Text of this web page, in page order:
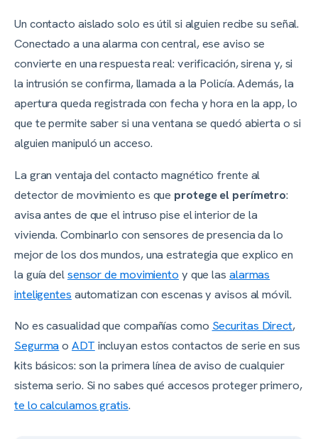
Un contacto aislado solo es útil si alguien recibe su señal.
Conectado a una alarma con central, ese aviso se
convierte en una respuesta real: verificación, sirena y, si
la intrusión se confirma, llamada a la Policía. Además, la
apertura queda registrada con fecha y hora en la app, lo
que te permite saber si una ventana se quedó abierta o si
alguien manipuló un acceso.
La gran ventaja del contacto magnético frente al
detector de movimiento es que protege el perímetro:
avisa antes de que el intruso pise el interior de la
vivienda. Combinarlo con sensores de presencia da lo
mejor de los dos mundos, una estrategia que explico en
la guía delsensor de movimiento y que las alarmas
inteligentes automatizan con escenas y avisos al móvil.
No es casualidad que compañías como Securitas Direct,
SegurmaoADT incluyan estos contactos de serie en sus
kits básicos: son la primera línea de aviso de cualquier
sistema serio. Si no sabes qué accesos proteger primero,
te lo calculamos gratis.